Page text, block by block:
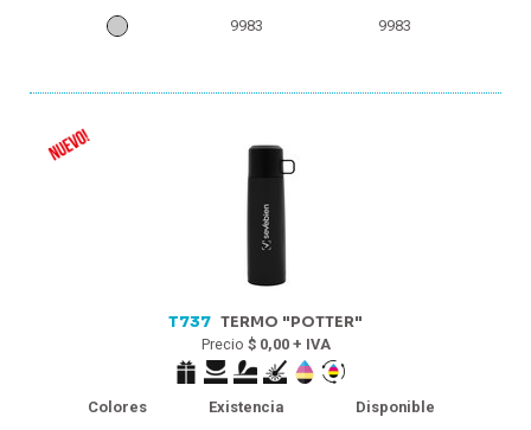
9983 9983
T737 TERMO "POTTER"
Precio $ 0,00 + IVA
Colores Existencia
Disponible